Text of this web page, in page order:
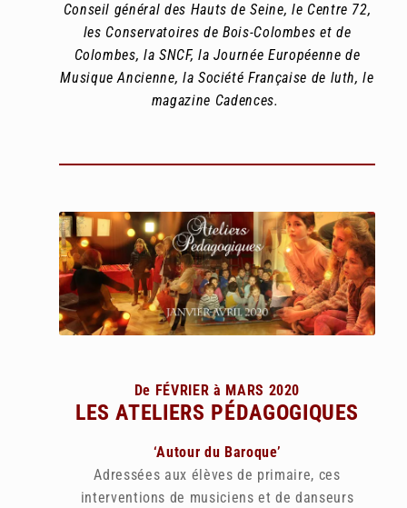
Conseil général des Hauts de Seine, le Centre 72,
les Conservatoires de Bois-Colombes et de
Colombes, la SNCF, la Journée Européenne de
Musique Ancienne, la Société Française de luth, le
magazine Cadences.
De FÉVRIER à MARS 2020
LES ATELIERS PÉDAGOGIQUES
‘Autour du Baroque’
Adressées aux élèves de primaire, ces
interventions de musiciens et de danseurs